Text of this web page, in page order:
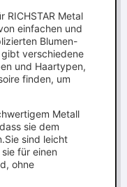
RICHSTAR Metal
einfachen und
Blumen-
verschiedene
und Haartypen,
finden, um
Metall
sie dem
sind leicht
für einen
ohne